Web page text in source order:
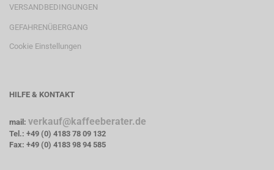
VERSANDBEDINGUNGEN
GEFAHRENÜBERGANG
Cookie Einstellungen
HILFE & KONTAKT
mail: verkauf@kaffeeberater.de
Tel.: +49 (0) 4183 78 09 132
Fax: +49 (0) 4183 98 94 585